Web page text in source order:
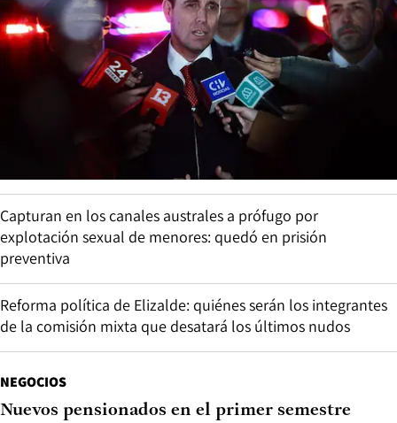
Capturan en los canales australes a prófugo por
explotación sexual de menores: quedó en prisión
preventiva
Reforma política de Elizalde: quiénes serán los integrantes
de la comisión mixta que desatará los últimos nudos
NEGOCIOS
Nuevos pensionados en el primer semestre